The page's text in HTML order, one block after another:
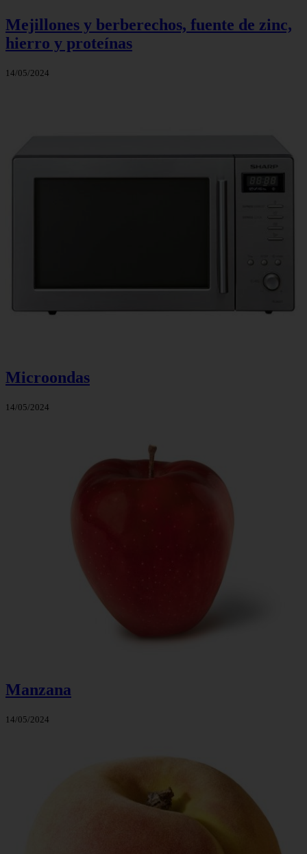
Mejillones y berberechos, fuente de zinc,
hierro y proteínas
14/05/2024
Microondas
14/05/2024
Manzana
14/05/2024